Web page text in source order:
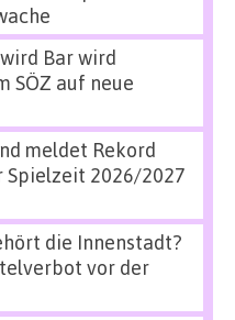
Bar wird
SÖZ auf neue
meldet Rekord
2026/2027
die Innenstadt?
vor der